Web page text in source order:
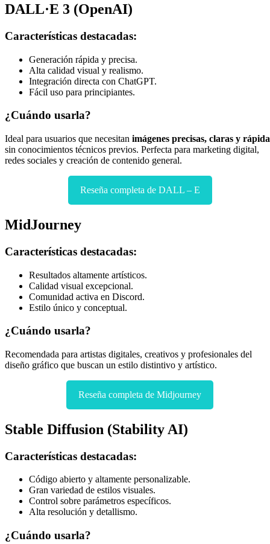
DALL·E 3 (OpenAI)
Características destacadas:
Generación rápida y precisa.
Alta calidad visual y realismo.
Integración directa con ChatGPT.
Fácil uso para principiantes.
¿Cuándo usarla?
Ideal para usuarios que necesitan imágenes precisas, claras y
sin conocimientos técnicos previos. Perfecta para marketing digital,
redes sociales y creación de contenido general.
Reseña completa de DALL – E
MidJourney
Características destacadas:
Resultados altamente artísticos.
Calidad visual excepcional.
Comunidad activa en Discord.
Estilo único y conceptual.
¿Cuándo usarla?
Recomendada para artistas digitales, creativos y profesionales del
diseño gráfico que buscan un estilo distintivo y artístico.
Reseña completa de Midjourney
Stable Diffusion (Stability AI)
Características destacadas:
Código abierto y altamente personalizable.
Gran variedad de estilos visuales.
Control sobre parámetros específicos.
Alta resolución y detallismo.
¿Cuándo usarla?